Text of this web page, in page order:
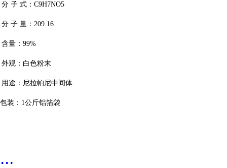
分 子 式： C9H7NO5
分 子 量： 209.16
含量： 99%
外观：白色粉末
用途：尼拉帕尼中间体
包装： 1公斤铝箔袋
...